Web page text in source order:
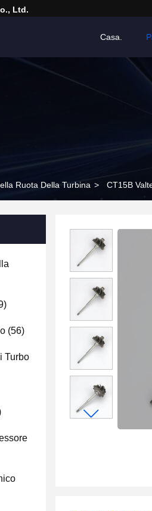
Ltd.
Casa.
Ruota Della Turbina > CT15B
(56)
Turbo